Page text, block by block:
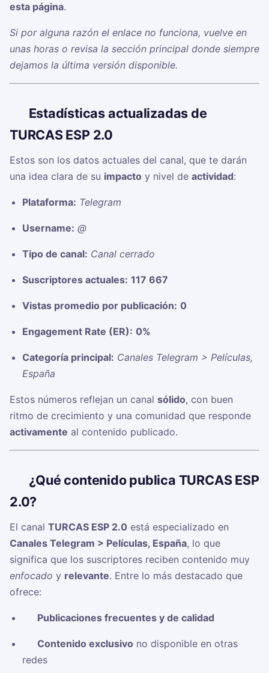
esta página.
Si por alguna razón el enlace no funciona, vuelve en
unas horas o revisa la sección principal donde siempre
dejamos la última versión disponible.
Estadísticas actualizadas de
TURCAS ESP 2.0
Estos son los datos actuales del canal, que te darán
una idea clara de su impacto y nivel de actividad:
Plataforma: Telegram
Username: @
Tipo de canal: Canal cerrado
Suscriptores actuales: 117 667
Vistas promedio por publicación: 0
Engagement Rate (ER): 0%
Categoría principal: Canales Telegram > Películas,
España
Estos números reflejan un canal sólido, con buen
ritmo de crecimiento y una comunidad que responde
activamente al contenido publicado.
¿Qué contenido publica TURCAS ESP
2.0?
El canal TURCAS ESP 2.0 está especializado en
Canales Telegram > Películas, España, lo que
significa que los suscriptores reciben contenido muy
enfocado y relevante. Entre lo más destacado que
ofrece:
Publicaciones frecuentes y de calidad
Contenido exclusivo no disponible en otras
redes